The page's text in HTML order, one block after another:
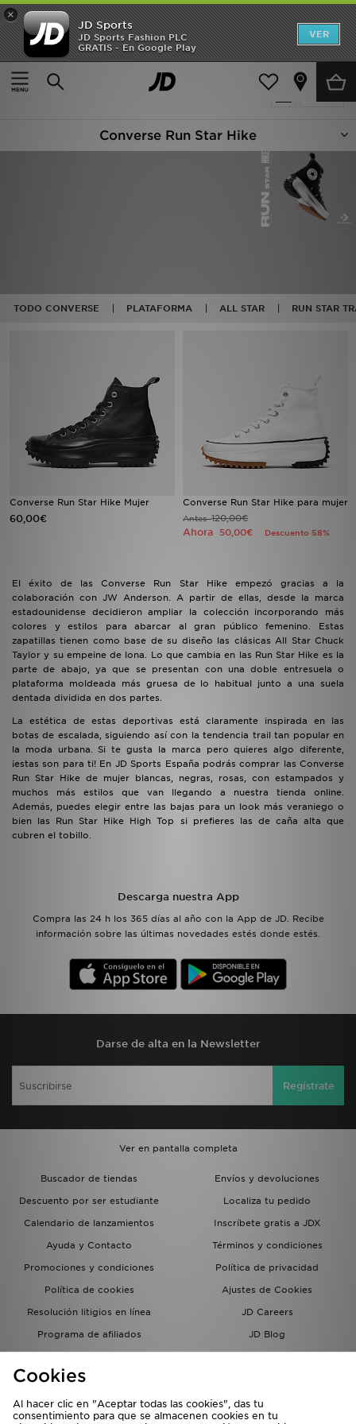
×
JD Sports
JD Sports Fashion PLC
GRATIS - En Google Play
VER
Página principal
Converse Run Star Hike
2 productos encontrados
Converse Run Star Hike
TODO CONVERSE PLATAFORMA ALL STAR RUN STAR
Converse Run Star Hike Mujer
60,00€
Converse Run Star Hike para mujer
Antes120,00€
Ahora 50,00€ Descuento 58%
El éxito de las Converse Run Star Hike empezó gracias a la
colaboración con JW Anderson. A partir de ellas, desde la marca
estadounidense decidieron ampliar la colección incorporando más
colores y estilos para abarcar al gran público femenino. Estas
zapatillas tienen como base de su diseño las clásicas All Star Chuck
Taylor y su empeine de lona. Lo que cambia en las Run Star Hike es la
parte de abajo, ya que se presentan con una doble entresuela o
plataforma moldeada más gruesa de lo habitual junto a una suela
dentada dividida en dos partes.
La estética de estas deportivas está claramente inspirada en las
botas de escalada, siguiendo así con la tendencia trail tan popular en
la moda urbana. Si te gusta la marca pero quieres algo diferente,
¡estas son para ti! En JD Sports España podrás comprar las Converse
Run Star Hike de mujer blancas, negras, rosas, con estampados y
muchos más estilos que van llegando a nuestra tienda online.
Además, puedes elegir entre las bajas para un look más veraniego o
bien las Run Star Hike High Top si prefieres las de caña alta que
cubren el tobillo.
Descarga nuestra App
Compra las 24 h los 365 días al año con la App de JD. Recibe
información sobre las últimas novedades estés donde estés.
Darse de alta en la Newsletter
Regístrate
Ver en pantalla completa
Buscador de tiendas
Envíos y devoluciones
Descuento por ser estudiante
Localiza tu pedido
Calendario de lanzamientos
Inscríbete gratis a JDX
Ayuda y Contacto
Términos y condiciones
Promociones y condiciones
Política de privacidad
Política de cookies
Ajustes de Cookies
Resolución litigios en línea
JD Careers
Programa de afiliados
JD Blog
del grupo JD - Whistleblowing
Hombre
Mujer
Cookies
Al hacer clic en "Aceptar todas las cookies", das tu
consentimiento para que se almacenen cookies en tu